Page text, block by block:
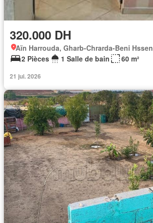
320.000 DH
Aïn Harrouda, Gharb-Chrarda-Beni Hssen
2 Pièces
1 Salle de bain 60 m²
21 jui. 2026